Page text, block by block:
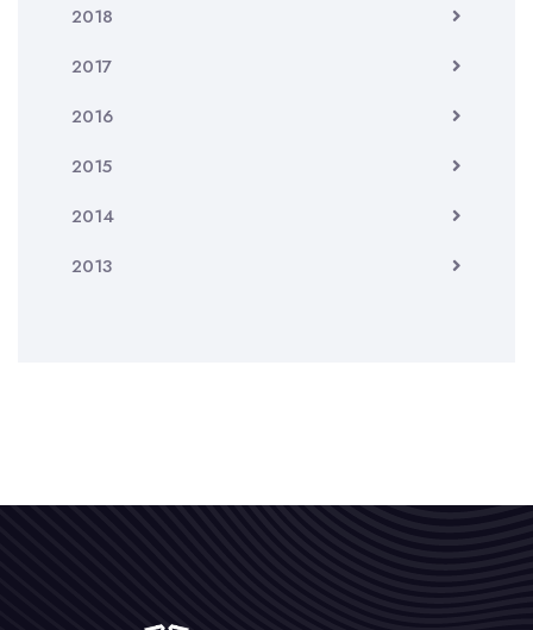
2018
2017
2016
2015
2014
2013